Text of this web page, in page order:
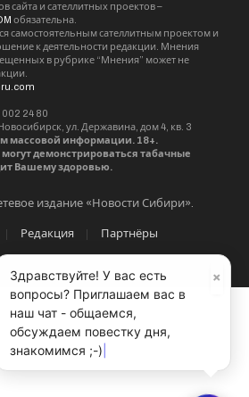
сайта и сателлитных проектов –
обязательна.
самостоятельным сателлитным проектом и
к деятельности редакции. Мнения
в рубрике “Мнения” может не
002 24 80
ул. Державина, дом 4, кв. 3
массовой информации. 18+.
демонстрироваться табачные
Вашему здоровью.
издание «Новости Сибири».
Редакция Партнёры
×
Здравствуйте! У вас есть
вопросы? Приглашаем вас в
наш чат - общаемся,
обсуждаем повестку дня,
знакомимся ;-)